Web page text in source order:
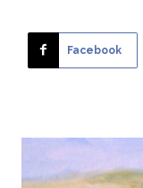
Facebook